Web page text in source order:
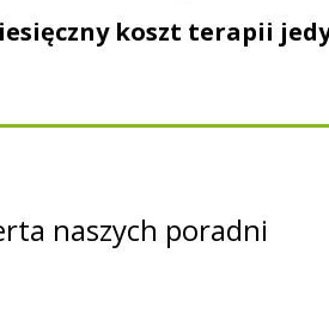
koszt terapii
naszych poradni